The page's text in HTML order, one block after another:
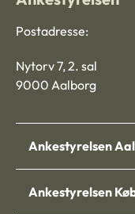
Postadresse:
Nytorv 7, 2. sal
9000 Aalborg
Ankestyrelsen
Ankestyrelsen